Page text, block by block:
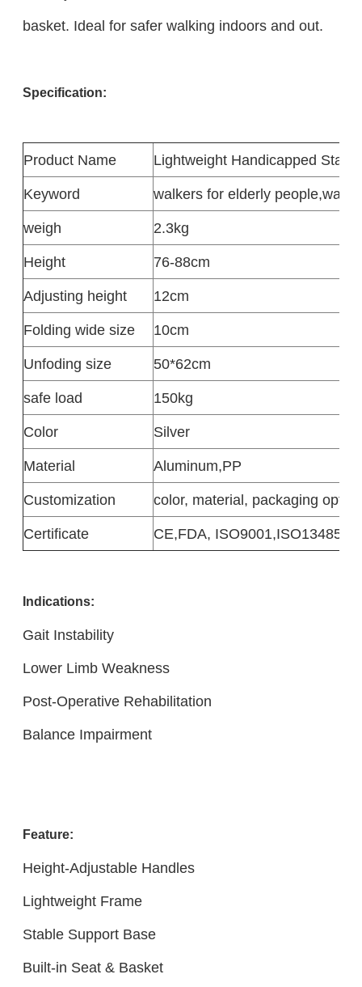
basket. Ideal for safer walking indoors and out.
Specification:
Product Name
Lightweight Handicapped Stair
Keyword
walkers for elderly
weigh
2.3kg
Height
76-88cm
Adjusting height
12cm
Folding wide size
10cm
Unfoding size
50*62cm
safe load
150kg
Color
Silver
Material
Aluminum,PP
Customization
color, material, packaging
Certificate
CE,FDA, ISO9001,ISO13485
Indications:
Gait Instability
Lower Limb Weakness
Post-Operative Rehabilitation
Balance Impairment
Feature:
Height-Adjustable Handles
Lightweight Frame
Stable Support Base
Built-in Seat & Basket